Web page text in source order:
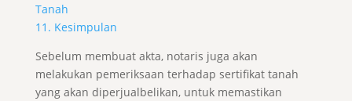
Tanah
11. Kesimpulan
Sebelum membuat akta, notaris juga akan
melakukan pemeriksaan terhadap sertifikat tanah
yang akan diperjualbelikan, untuk memastikan